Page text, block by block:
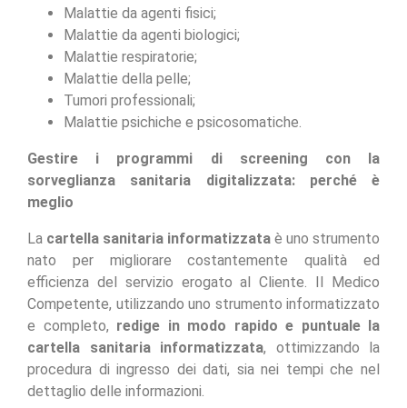
Malattie da agenti fisici;
Malattie da agenti biologici;
Malattie respiratorie;
Malattie della pelle;
Tumori professionali;
Malattie psichiche e psicosomatiche.
Gestire i programmi di screening con la
sorveglianza sanitaria digitalizzata: perché è
meglio
La cartella sanitaria informatizzata è uno strumento
nato per migliorare costantemente qualità ed
efficienza del servizio erogato al Cliente. Il Medico
Competente, utilizzando uno strumento informatizzato
e completo, redige in modo rapido e puntuale la
cartella sanitaria informatizzata, ottimizzando la
procedura di ingresso dei dati, sia nei tempi che nel
dettaglio delle informazioni.